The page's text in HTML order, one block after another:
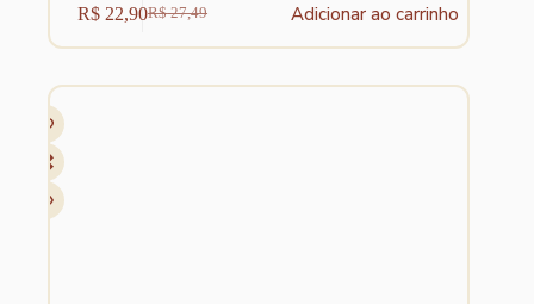
R$27,49
O
preço
era:
R$ 22,90O
preço
é:
Adicionar ao carrinho